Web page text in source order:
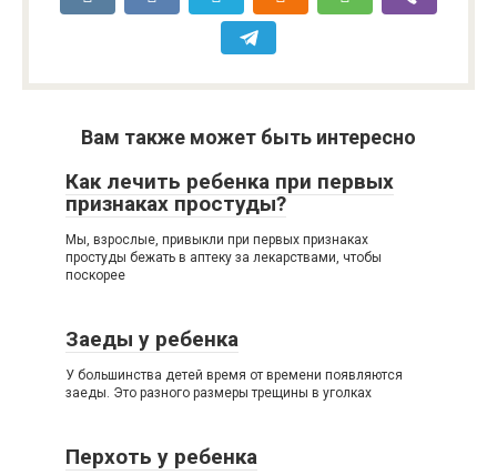
Вам также может быть интересно
Как лечить ребенка при первых
признаках простуды?
Мы, взрослые, привыкли при первых признаках
простуды бежать в аптеку за лекарствами, чтобы
поскорее
Заеды у ребенка
У большинства детей время от времени появляются
заеды. Это разного размеры трещины в уголках
Перхоть у ребенка